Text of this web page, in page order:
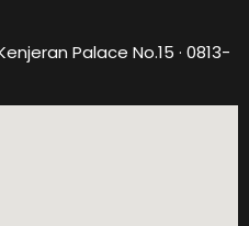
Palace No.15 · 0813-